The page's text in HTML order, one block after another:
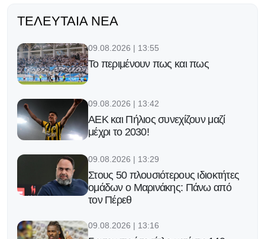
ΤΕΛΕΥΤΑΊΑ ΝΈΑ
09.08.2026 | 13:55
Το περιμένουν πως και πως
09.08.2026 | 13:42
ΑΕΚ και Πήλιος συνεχίζουν μαζί
μέχρι το 2030!
09.08.2026 | 13:29
Στους 50 πλουσιότερους ιδιοκτήτες
ομάδων ο Μαρινάκης: Πάνω από
τον Πέρεθ
09.08.2026 | 13:16